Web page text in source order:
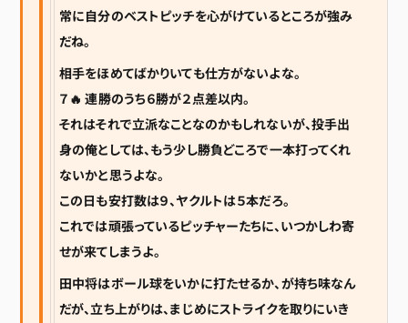
常に自分のベストピッチを心がけているところが強み
だね。
相手をほめてばかりいても仕方がないよな。
７🔥 連勝のうち６勝が２点差以内。
それはそれで立派なことなのかもしれないが、投手出
身の俺としては、もう少し勝負どころで一本打ってくれ
ないかと思うよな。
この日も安打数は９、ヤクルトは５本だろ。
これでは頑張っているピッチャーたちに、いつかしわ寄
せが来てしまうよ。
田中将はボール球をいかに打たせるか、が持ち味なん
だが、立ち上がりは、まじめにストライクを取りにいき